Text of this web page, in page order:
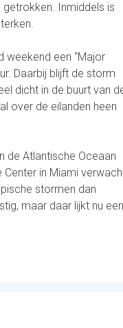
Inmiddels is
weekend een “Major
Daarbij blijft de storm
dicht in de buurt van
over de eilanden heen
de Atlantische Oceaan
in Miami
stormen dan
maar daar lijkt nu een